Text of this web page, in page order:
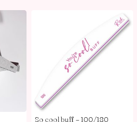
So cool buff – 100/180